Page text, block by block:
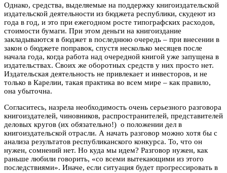
Однако, средства, выделяемые на поддержку книгоиздательской
издательской деятельности из бюджета республики, скудеют из
года в год, и это при ежегодном росте типографских расходов,
стоимости бумаги. При этом деньги на книгоиздание
закладываются в бюджет в последнюю очередь – при внесении в
закон о бюджете поправок, спустя несколько месяцев после
начала года, когда работа над очередной книгой уже запущена в
издательствах. Своих же оборотных средств у них просто нет.
Издательская деятельность не привлекает и инвесторов, и не
только в Карелии, такая практика во всем мире – как правило,
она убыточна.
Согласитесь, назрела необходимость очень серьезного разговора
книгоиздателей, чиновников, распространителей, представителей
деловых кругов (их обязательно!) о положении дел в
книгоиздательской отрасли. А начать разговор можно хотя бы с
анализа результатов республиканского конкурса. То, что он
нужен, сомнений нет. Но куда мы идем? Разговор нужен, как
раньше любили говорить, «со всеми вытекающими из этого
последствиями». Иначе, если ситуация будет прогрессировать в